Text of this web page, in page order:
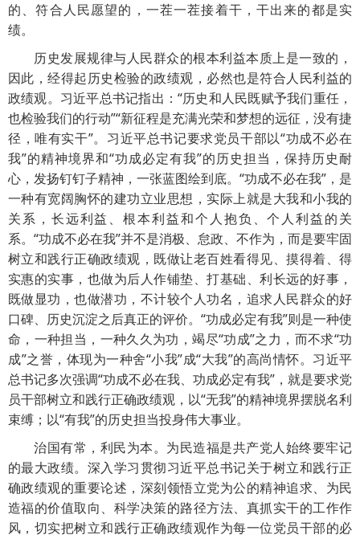
的、符合人民愿望的，一茬一茬接着干，干出来的都是实
绩。
历史发展规律与人民群众的根本利益本质上是一致的，
因此，经得起历史检验的政绩观，必然也是符合人民利益的
政绩观。习近平总书记指出：“历史和人民既赋予我们重任，
也检验我们的行动”“新征程是充满光荣和梦想的远征，没有捷
径，唯有实干”。习近平总书记要求党员干部以“功成不必在
我”的精神境界和“功成必定有我”的历史担当，保持历史耐
心，发扬钉钉子精神，一张蓝图绘到底。“功成不必在我”，是
一种有宽阔胸怀的建功立业思想，实际上就是大我和小我的
关系，长远利益、根本利益和个人抱负、个人利益的关
系。“功成不必在我”并不是消极、怠政、不作为，而是要牢固
树立和践行正确政绩观，既做让老百姓看得见、摸得着、得
实惠的实事，也做为后人作铺垫、打基础、利长远的好事，
既做显功，也做潜功，不计较个人功名，追求人民群众的好
口碑、历史沉淀之后真正的评价。“功成必定有我”则是一种使
命，一种担当，一种久久为功，竭尽“功成”之力，而不求“功
成”之誉，体现为一种舍“小我”成“大我”的高尚情怀。习近平
总书记多次强调“功成不必在我、功成必定有我”，就是要求党
员干部树立和践行正确政绩观，以“无我”的精神境界摆脱名利
束缚；以“有我”的历史担当投身伟大事业。
治国有常，利民为本。为民造福是共产党人始终要牢记
的最大政绩。深入学习贯彻习近平总书记关于树立和践行正
确政绩观的重要论述，深刻领悟立党为公的精神追求、为民
造福的价值取向、科学决策的路径方法、真抓实干的工作作
风，切实把树立和践行正确政绩观作为每一位党员干部的必